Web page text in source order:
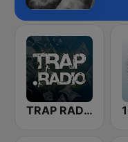
TRAP RADIO TRAP.radio